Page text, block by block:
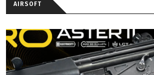
AIRSOFT